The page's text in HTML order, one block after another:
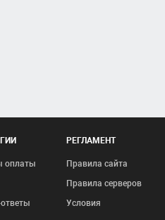
оплаты
РЕГЛАМЕНТ
Правила сайта
Правила серверов
Условия